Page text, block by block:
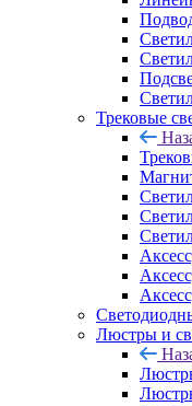
Трековые
Люстры и